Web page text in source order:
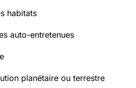
habitats
auto-entretenues
planétaire ou terrestre